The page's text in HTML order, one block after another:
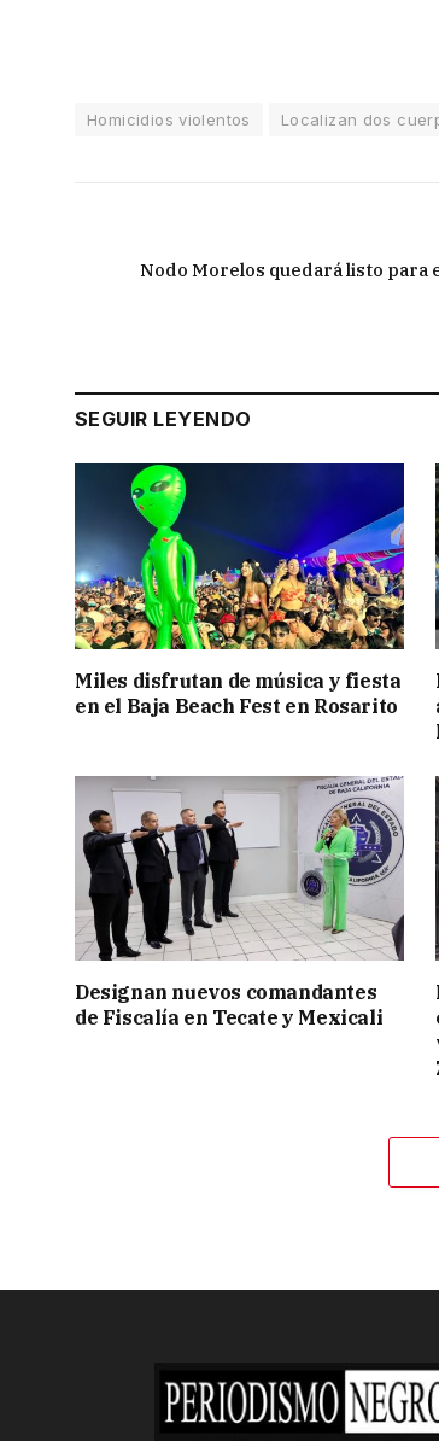
Homicidios violentos Localizan dos
Nodo Morelos quedará listo para
SEGUIR LEYENDO
Miles disfrutan de música y fiesta
en el Baja Beach Fest en Rosarito
Designan nuevos comandantes
de Fiscalía en Tecate y Mexicali